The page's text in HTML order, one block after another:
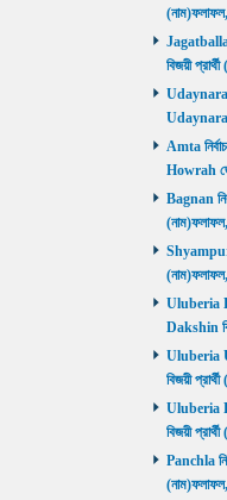
বিজয়ী
Amta
Howrah
Bagnan
Shyampur
Uluberia
Dakshin
Uluberia
বিজয়ী
Uluberia
বিজয়ী
Panchla